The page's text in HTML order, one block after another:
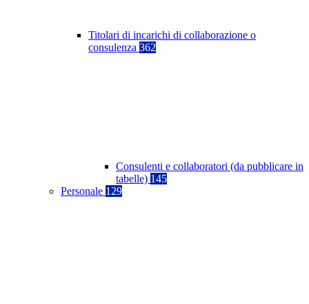
Titolari di incarichi di collaborazione o
consulenza 362
Consulenti e collaboratori (da pubblicare in
tabelle) 145
Personale 129